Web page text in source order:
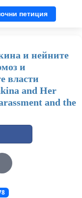
петиция
и нейните
и
власти
and Her
and the